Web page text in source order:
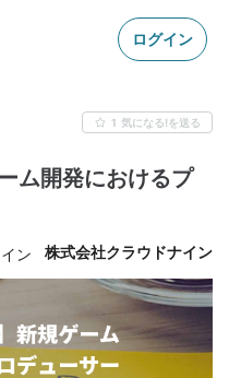
ログイン
1 気になる!を送る
ム開発におけるプ
株式会社クラウドナイン